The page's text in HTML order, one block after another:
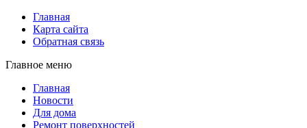
Главная
Карта сайта
Обратная связь
Главное меню
Главная
Новости
Для дома
Ремонт поверхностей